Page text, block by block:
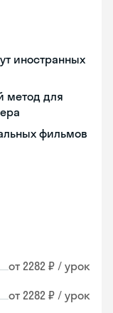
иностранных
метод для
фильмов
от 2282 ₽ / урок
от 2282 ₽ / урок